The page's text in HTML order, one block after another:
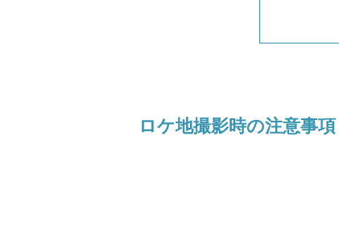
ロケ地撮影時の注意事項